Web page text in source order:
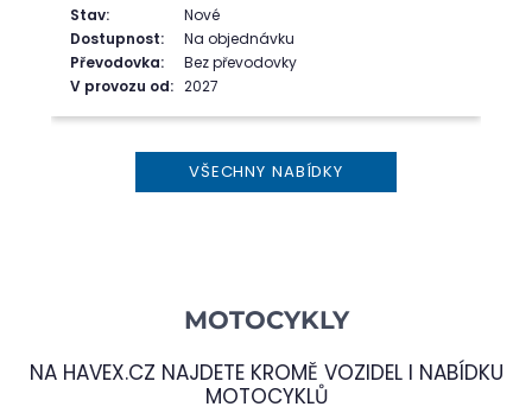
Stav:
Nové
Dostupnost:
Na objednávku
Převodovka:
Bez převodovky
V provozu od: 2027
VŠECHNY NABÍDKY
MOTOCYKLY
NA HAVEX.CZ NAJDETE KROMĚ VOZIDEL I NABÍDKU
MOTOCYKLŮ